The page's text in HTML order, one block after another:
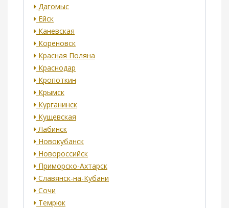
Дагомыс
Ейск
Каневская
Кореновск
Красная Поляна
Краснодар
Кропоткин
Крымск
Курганинск
Кущевская
Лабинск
Новокубанск
Новороссийск
Приморско-Ахтарск
Славянск-на-Кубани
Сочи
Темрюк